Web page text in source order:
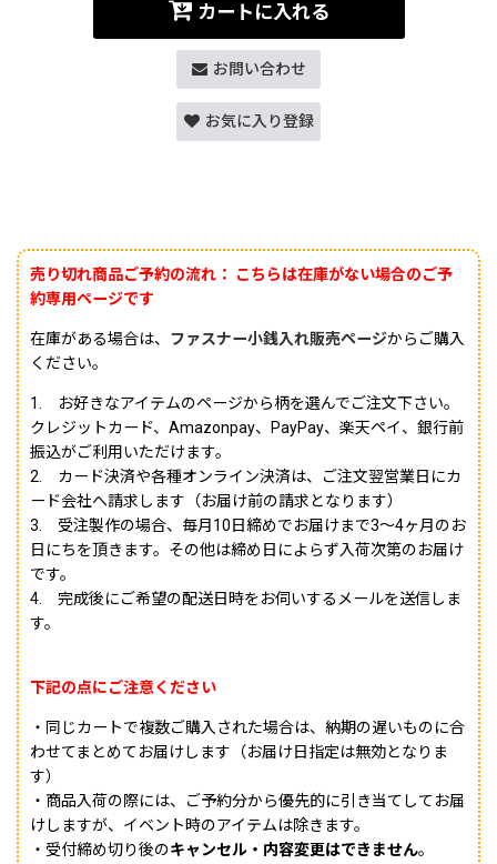
カートに入れる
お問い合わせ
お気に入り登録
売り切れ商品ご予約の流れ：
こちらは在庫がない場合のご予
約専用ページです
在庫がある場合は、 ファスナー小銭入れ販売ページからご購入
ください。
1. お好きなアイテムのページから柄を選んでご注文下さい。
クレジットカード、Amazonpay、PayPay、楽天ペイ、銀行前
振込がご利用いただけます。
2. カード決済や各種オンライン決済は、ご注文翌営業日にカ
ード会社へ請求します（お届け前の請求となります）
3. 受注製作の場合、毎月10日締めでお届けまで3〜4ヶ月のお
日にちを頂きます。その他は締め日によらず入荷次第のお届け
です。
4. 完成後にご希望の配送日時をお伺いするメールを送信しま
す。
下記の点にご注意ください
・同じカートで複数ご購入された場合は、納期の遅いものに合
わせてまとめてお届けします（お届け日指定は無効となりま
す）
・商品入荷の際には、ご予約分から優先的に引き当てしてお届
けしますが、イベント時のアイテムは除きます。
・受付締め切り後のキャンセル・内容変更はできません。